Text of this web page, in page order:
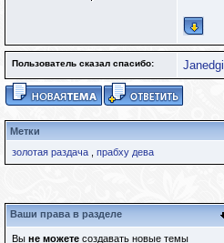
Пользователь сказал cпасибо: Janedgi
Метки
золотая раздача
прабху дева
Ваши права в разделе
Вы не можете создавать новые темы